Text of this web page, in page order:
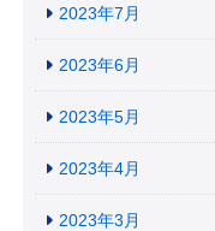
2023年7月
2023年6月
2023年5月
2023年4月
2023年3月